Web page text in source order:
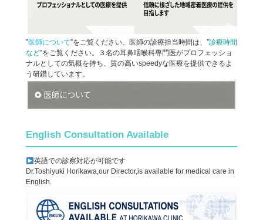
”医師について”をご覧ください。医師の診療担当時間は、”診療時間
など”をご覧ください。３名の耳鼻咽喉科専門医がプロフェッショ
ナルとしての気概を持ち、質の高いspeedyな医療を提供できるよ
う研鑽しています。
English Consultation Available
英語での診察対応が可能です
Dr.Toshiyuki Horikawa,our Director,is available for medical care in
English.